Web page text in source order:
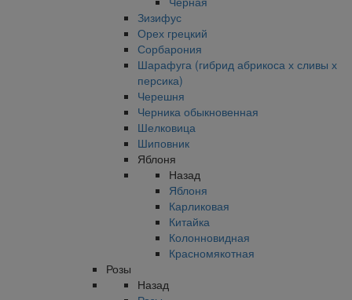
Зизифус
Орех грецкий
Сорбарония
Шарафуга (гибрид абрикоса х сливы х
персика)
Черешня
Черника обыкновенная
Шелковица
Шиповник
Яблоня
Назад
Яблоня
Карликовая
Китайка
Колонновидная
Красномякотная
Розы
Назад